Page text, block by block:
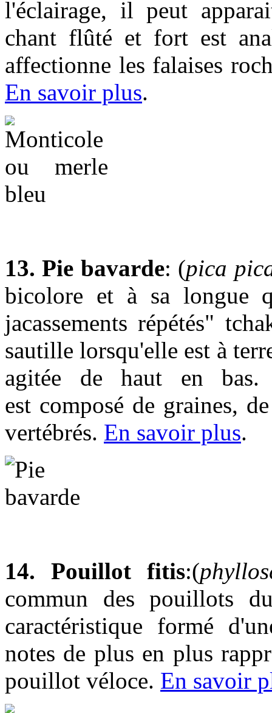
l'éclairage, il peut
chant flûté et fort est
affectionne les falaises
En savoir plus.
13. Pie bavarde: (pica
bicolore et à sa longue
jacassements répétés"
sautille lorsqu'elle est à
agitée de haut en bas.
est composé de graines,
vertébrés. En savoir plus.
14. Pouillot fitis:(
commun des pouillots
caractéristique formé
notes de plus en plus
pouillot véloce. En savoir